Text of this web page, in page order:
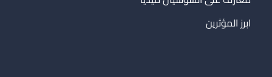
ابرز المؤثرين